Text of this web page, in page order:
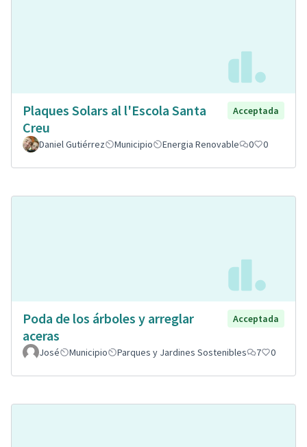
Plaques Solars al l'Escola Santa
Creu
Acceptada
Daniel Gutiérrez Municipio Energia Renovable 0 0
Poda de los árboles y arreglar
aceras
Acceptada
José Municipio Parques y Jardines Sostenibles 7 0